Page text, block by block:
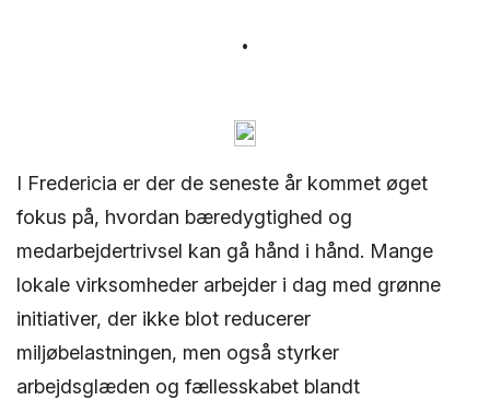
I Fredericia er der de seneste år kommet øget
fokus på, hvordan bæredygtighed og
medarbejdertrivsel kan gå hånd i hånd. Mange
lokale virksomheder arbejder i dag med grønne
initiativer, der ikke blot reducerer
miljøbelastningen, men også styrker
arbejdsglæden og fællesskabet blandt